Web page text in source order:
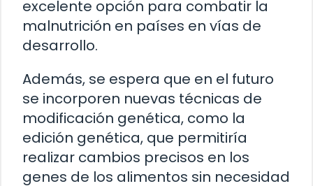
excelente opción para combatir la
malnutrición en países en vías de
desarrollo.
Además, se espera que en el futuro
se incorporen nuevas técnicas de
modificación genética, como la
edición genética, que permitiría
realizar cambios precisos en los
genes de los alimentos sin necesidad